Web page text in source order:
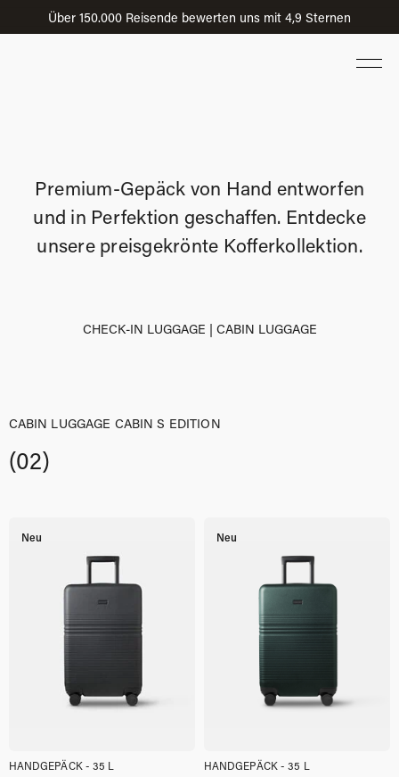
Über 150.000 Reisende bewerten uns mit 4,9 Sternen
Premium-Gepäck von Hand entworfen
und in Perfektion geschaffen. Entdecke
unsere preisgekrönte Kofferkollektion.
CHECK-IN LUGGAGE | CABIN LUGGAGE
CABIN LUGGAGE CABIN S EDITION
(02)
Neu
HANDGEPÄCK - 35 L
Neu
HANDGEPÄCK - 35 L